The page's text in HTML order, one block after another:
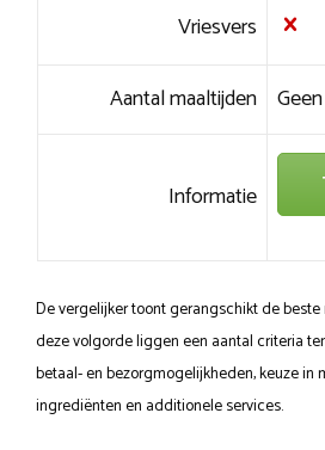
Vriesvers
Aantal maaltijden
Informatie
De vergelijker toont gerangschikt de
deze volgorde liggen een aantal criteria
betaal- en bezorgmogelijkheden, keuze in
ingrediënten en additionele services.